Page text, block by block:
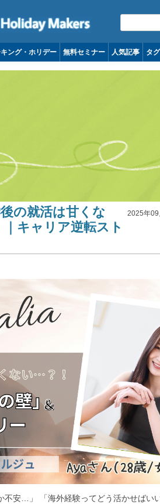
コンテンツへ移動
ング・ホリデー 無料セミナー 人気記事 タ
の就活は甘くな
キャリア逆転スト
2025年09
不安…」 「海外経験ってどう活かせばい